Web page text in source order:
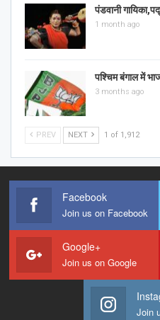
पंडवानी
1 month ago
पश्चिम बंगाल में
3 months ago
PREV NEXT 1 of 1,912
Facebook
Join us on Facebook
Google+
Join us on Google
Join